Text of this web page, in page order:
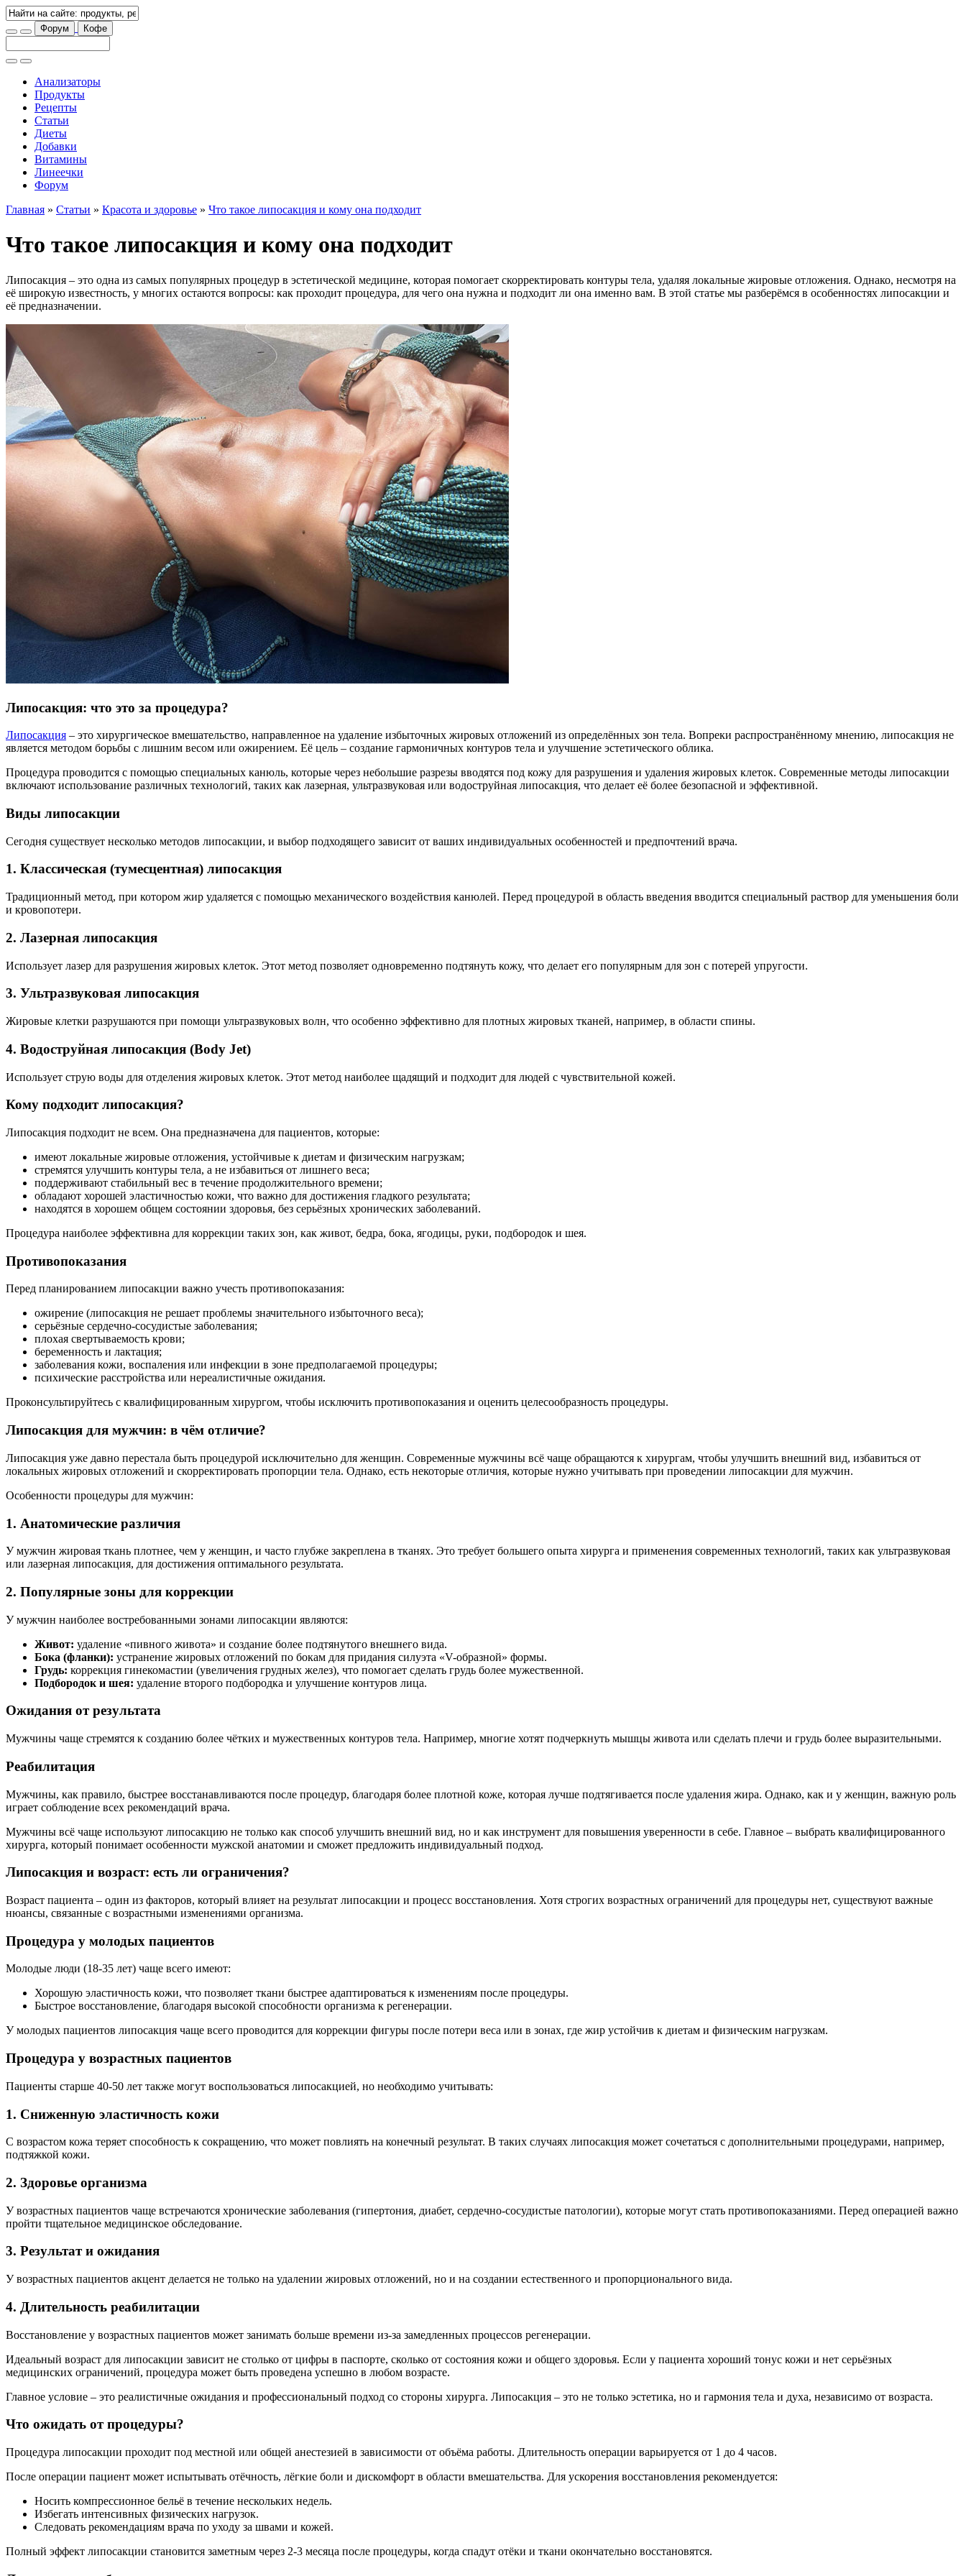
Форум Кофе
Анализаторы
Продукты
Рецепты
Статьи
Диеты
Добавки
Витамины
Линеечки
Форум
Главная » Статьи » Красота и здоровье » Что такое липосакция и кому она подходит
Что такое липосакция и кому она подходит
Липосакция – это одна из самых популярных процедур в эстетической медицине, которая помогает скорректировать контуры тела, удаляя локальные жировые отложения. Однако, несмотря на
её широкую известность, у многих остаются вопросы: как проходит процедура, для чего она нужна и подходит ли она именно вам. В этой статье мы разберёмся в особенностях липосакции и
её предназначении.
Липосакция: что это за процедура?
Липосакция – это хирургическое вмешательство, направленное на удаление избыточных жировых отложений из определённых зон тела. Вопреки распространённому мнению, липосакция не
является методом борьбы с лишним весом или ожирением. Её цель – создание гармоничных контуров тела и улучшение эстетического облика.
Процедура проводится с помощью специальных канюль, которые через небольшие разрезы вводятся под кожу для разрушения и удаления жировых клеток. Современные методы липосакции
включают использование различных технологий, таких как лазерная, ультразвуковая или водоструйная липосакция, что делает её более безопасной и эффективной.
Виды липосакции
Сегодня существует несколько методов липосакции, и выбор подходящего зависит от ваших индивидуальных особенностей и предпочтений врача.
1. Классическая (тумесцентная) липосакция
Традиционный метод, при котором жир удаляется с помощью механического воздействия канюлей. Перед процедурой в область введения вводится специальный раствор для уменьшения боли
и кровопотери.
2. Лазерная липосакция
Использует лазер для разрушения жировых клеток. Этот метод позволяет одновременно подтянуть кожу, что делает его популярным для зон с потерей упругости.
3. Ультразвуковая липосакция
Жировые клетки разрушаются при помощи ультразвуковых волн, что особенно эффективно для плотных жировых тканей, например, в области спины.
4. Водоструйная липосакция (Body Jet)
Использует струю воды для отделения жировых клеток. Этот метод наиболее щадящий и подходит для людей с чувствительной кожей.
Кому подходит липосакция?
Липосакция подходит не всем. Она предназначена для пациентов, которые:
имеют локальные жировые отложения, устойчивые к диетам и физическим нагрузкам;
стремятся улучшить контуры тела, а не избавиться от лишнего веса;
поддерживают стабильный вес в течение продолжительного времени;
обладают хорошей эластичностью кожи, что важно для достижения гладкого результата;
находятся в хорошем общем состоянии здоровья, без серьёзных хронических заболеваний.
Процедура наиболее эффективна для коррекции таких зон, как живот, бедра, бока, ягодицы, руки, подбородок и шея.
Противопоказания
Перед планированием липосакции важно учесть противопоказания:
ожирение (липосакция не решает проблемы значительного избыточного веса);
серьёзные сердечно-сосудистые заболевания;
плохая свертываемость крови;
беременность и лактация;
заболевания кожи, воспаления или инфекции в зоне предполагаемой процедуры;
психические расстройства или нереалистичные ожидания.
Проконсультируйтесь с квалифицированным хирургом, чтобы исключить противопоказания и оценить целесообразность процедуры.
Липосакция для мужчин: в чём отличие?
Липосакция уже давно перестала быть процедурой исключительно для женщин. Современные мужчины всё чаще обращаются к хирургам, чтобы улучшить внешний вид, избавиться от
локальных жировых отложений и скорректировать пропорции тела. Однако, есть некоторые отличия, которые нужно учитывать при проведении липосакции для мужчин.
Особенности процедуры для мужчин:
1. Анатомические различия
У мужчин жировая ткань плотнее, чем у женщин, и часто глубже закреплена в тканях. Это требует большего опыта хирурга и применения современных технологий, таких как ультразвуковая
или лазерная липосакция, для достижения оптимального результата.
2. Популярные зоны для коррекции
У мужчин наиболее востребованными зонами липосакции являются:
Живот: удаление «пивного живота» и создание более подтянутого внешнего вида.
Бока (фланки): устранение жировых отложений по бокам для придания силуэта «V-образной» формы.
Грудь: коррекция гинекомастии (увеличения грудных желез), что помогает сделать грудь более мужественной.
Подбородок и шея: удаление второго подбородка и улучшение контуров лица.
Ожидания от результата
Мужчины чаще стремятся к созданию более чётких и мужественных контуров тела. Например, многие хотят подчеркнуть мышцы живота или сделать плечи и грудь более выразительными.
Реабилитация
Мужчины, как правило, быстрее восстанавливаются после процедур, благодаря более плотной коже, которая лучше подтягивается после удаления жира. Однако, как и у женщин, важную роль
играет соблюдение всех рекомендаций врача.
Мужчины всё чаще используют липосакцию не только как способ улучшить внешний вид, но и как инструмент для повышения уверенности в себе. Главное – выбрать квалифицированного
хирурга, который понимает особенности мужской анатомии и сможет предложить индивидуальный подход.
Липосакция и возраст: есть ли ограничения?
Возраст пациента – один из факторов, который влияет на результат липосакции и процесс восстановления. Хотя строгих возрастных ограничений для процедуры нет, существуют важные
нюансы, связанные с возрастными изменениями организма.
Процедура у молодых пациентов
Молодые люди (18-35 лет) чаще всего имеют:
Хорошую эластичность кожи, что позволяет ткани быстрее адаптироваться к изменениям после процедуры.
Быстрое восстановление, благодаря высокой способности организма к регенерации.
У молодых пациентов липосакция чаще всего проводится для коррекции фигуры после потери веса или в зонах, где жир устойчив к диетам и физическим нагрузкам.
Процедура у возрастных пациентов
Пациенты старше 40-50 лет также могут воспользоваться липосакцией, но необходимо учитывать:
1. Сниженную эластичность кожи
С возрастом кожа теряет способность к сокращению, что может повлиять на конечный результат. В таких случаях липосакция может сочетаться с дополнительными процедурами, например,
подтяжкой кожи.
2. Здоровье организма
У возрастных пациентов чаще встречаются хронические заболевания (гипертония, диабет, сердечно-сосудистые патологии), которые могут стать противопоказаниями. Перед операцией важно
пройти тщательное медицинское обследование.
3. Результат и ожидания
У возрастных пациентов акцент делается не только на удалении жировых отложений, но и на создании естественного и пропорционального вида.
4. Длительность реабилитации
Восстановление у возрастных пациентов может занимать больше времени из-за замедленных процессов регенерации.
Идеальный возраст для липосакции зависит не столько от цифры в паспорте, сколько от состояния кожи и общего здоровья. Если у пациента хороший тонус кожи и нет серьёзных
медицинских ограничений, процедура может быть проведена успешно в любом возрасте.
Главное условие – это реалистичные ожидания и профессиональный подход со стороны хирурга. Липосакция – это не только эстетика, но и гармония тела и духа, независимо от возраста.
Что ожидать от процедуры?
Процедура липосакции проходит под местной или общей анестезией в зависимости от объёма работы. Длительность операции варьируется от 1 до 4 часов.
После операции пациент может испытывать отёчность, лёгкие боли и дискомфорт в области вмешательства. Для ускорения восстановления рекомендуется:
Носить компрессионное бельё в течение нескольких недель.
Избегать интенсивных физических нагрузок.
Следовать рекомендациям врача по уходу за швами и кожей.
Полный эффект липосакции становится заметным через 2-3 месяца после процедуры, когда спадут отёки и ткани окончательно восстановятся.